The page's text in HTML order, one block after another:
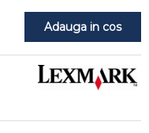
Adauga in cos